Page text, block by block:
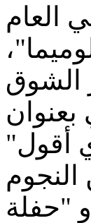
العام
بعنوان
أقول"
"قصةحبي"الذي صدر في العام 1996 ، و "حفلة